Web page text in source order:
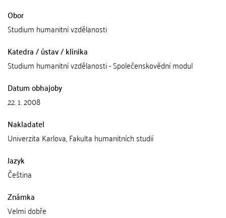
Obor
Studium humanitní vzdělanosti
Katedra / ústav / klinika
Studium humanitní vzdělanosti - Společenskovědní modul
Datum obhajoby
22. 1. 2008
Nakladatel
Univerzita Karlova, Fakulta humanitních studií
Jazyk
Čeština
Známka
Velmi dobře